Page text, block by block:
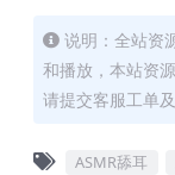
说明：全站资
和播放，本站资
请提交客服工单
ASMR舔耳